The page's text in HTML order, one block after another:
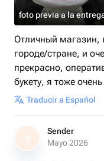
foto previa a la
Отличный магазин,
городе/стране, и
прекрасно,
букету, я тоже
Traducir a Español
S
Sender
Mayo 2026